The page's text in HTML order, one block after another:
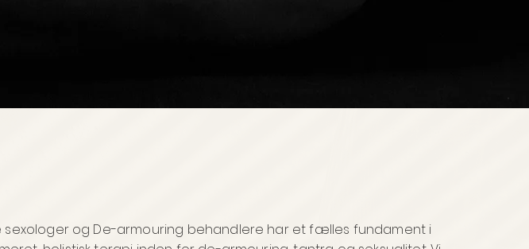
sexologer og De-armouring behandlere har et fælles fundament i